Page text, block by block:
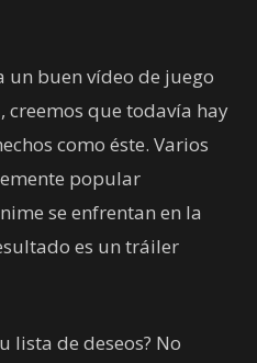
un buen vídeo de juego
que todavía hay
como éste. Varios
popular
se enfrentan en la
es un tráiler
lista de deseos? No